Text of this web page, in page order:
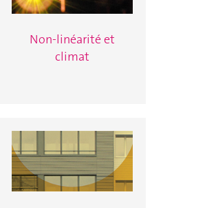
Non-linéarité et
climat